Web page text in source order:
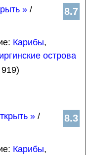
8.7
» /
Карибы,
острова
8.3
» /
Карибы,